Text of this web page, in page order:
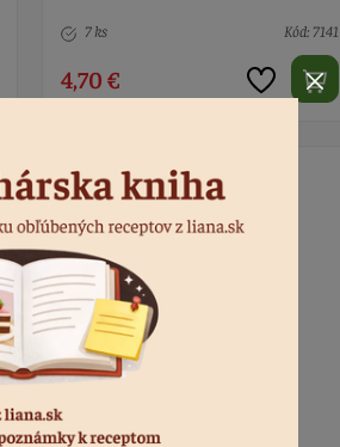
7 ks Kód: 7141
4,70 €